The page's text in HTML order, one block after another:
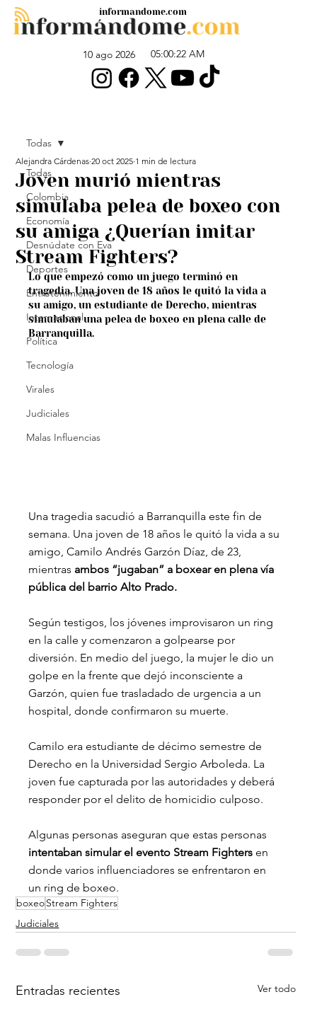
10 ago 2026 05:00:22 AM
informandome.com
Todas
Colombia
Economía
Desnúdate con Eva
Deportes
Entretenimiento
Internacional
Política
Tecnología
Virales
Judiciales
Malas Influencias
Todas
Joven murió mientras
simulaba pelea de boxeo con
su amiga ¿Querían imitar
Stream Fighters?
Alejandra Cárdenas 20 oct 2025 1 min de lectura
Lo que empezó como un juego terminó en
tragedia. Una joven de 18 años le quitó la vida a
su amigo, un estudiante de Derecho, mientras
simulaban una pelea de boxeo en plena calle de
Barranquilla.
Una tragedia sacudió a Barranquilla este fin de
semana. Una joven de 18 años le quitó la vida a su
amigo, Camilo Andrés Garzón Díaz, de 23,
mientras ambos “jugaban” a boxear en plena vía
pública del barrio Alto Prado.
Según testigos, los jóvenes improvisaron un ring
en la calle y comenzaron a golpearse por
diversión. En medio del juego, la mujer le dio un
golpe en la frente que dejó inconsciente a
Garzón, quien fue trasladado de urgencia a un
hospital, donde confirmaron su muerte.
Camilo era estudiante de décimo semestre de
Derecho en la Universidad Sergio Arboleda. La
joven fue capturada por las autoridades y deberá
responder por el delito de homicidio culposo.
Algunas personas aseguran que estas personas
intentaban simular el evento Stream Fighters en
donde varios influenciadores se enfrentaron en
un ring de boxeo.
boxeoStream Fighters
Judiciales
Entradas recientes Ver todo